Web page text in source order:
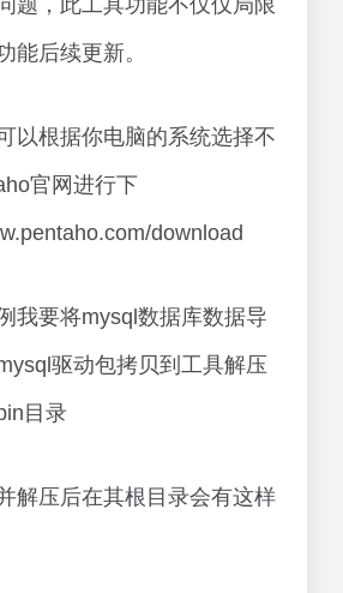
题，此工具功能不仅仅局限
能后续更新。
以根据你电脑的系统选择不
官网进行下
download
我要将mysql数据库数据导
驱动包拷贝到工具解压
目录
解压后在其根目录会有这样